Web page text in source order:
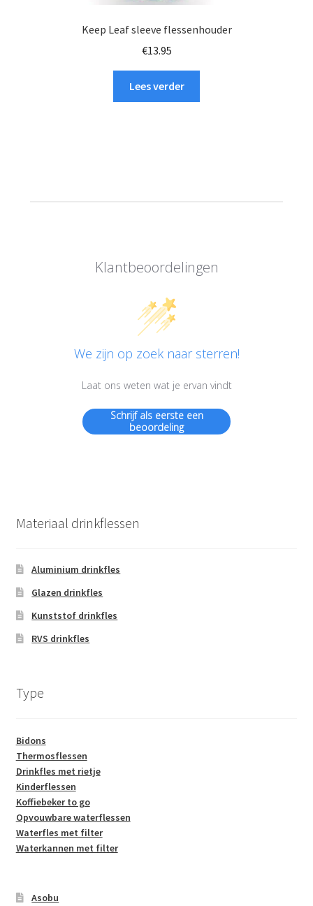
Keep Leaf sleeve flessenhouder
€13.95
Lees verder
Klantbeoordelingen
We zijn op zoek naar sterren!
Laat ons weten wat je ervan vindt
Schrijf als eerste een
beoordeling
Materiaal drinkflessen
Aluminium drinkfles
Glazen drinkfles
Kunststof drinkfles
RVS drinkfles
Type
Bidons
Thermosflessen
Drinkfles met rietje
Kinderflessen
Koffiebeker to go
Opvouwbare waterflessen
Waterfles met filter
Waterkannen met filter
Asobu